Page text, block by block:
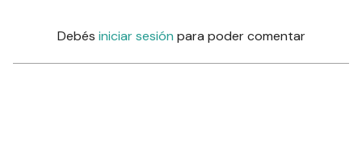
Debés iniciar sesión para poder comentar